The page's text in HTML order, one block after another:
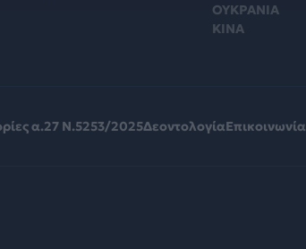
ΟΥΚΡΑΝΙΑ
ΚΙΝΑ
α.27 Ν.5253/2025ΔεοντολογίαΕπικοινωνία